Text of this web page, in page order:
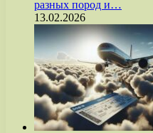
разных пород и…
13.02.2026